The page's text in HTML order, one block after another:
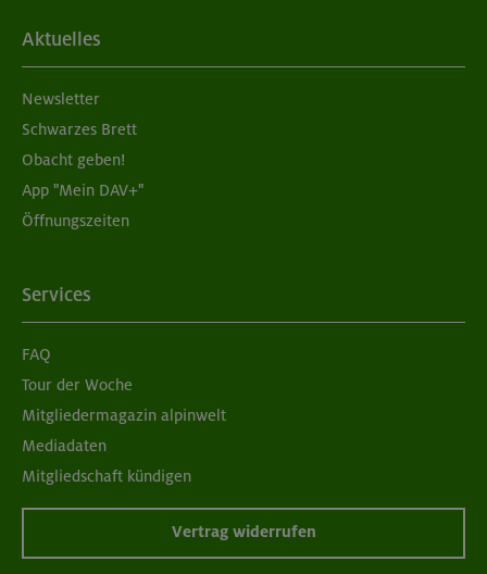
Aktuelles
Newsletter
Schwarzes Brett
Obacht geben!
App "Mein DAV+"
Öffnungszeiten
Services
FAQ
Tour der Woche
Mitgliedermagazin alpinwelt
Mediadaten
Mitgliedschaft kündigen
Vertrag widerrufen